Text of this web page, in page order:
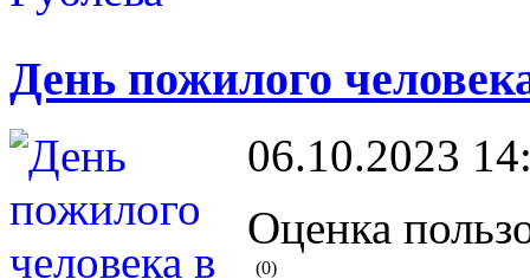
День пожилого
06.10.2023
Оценка
(0)